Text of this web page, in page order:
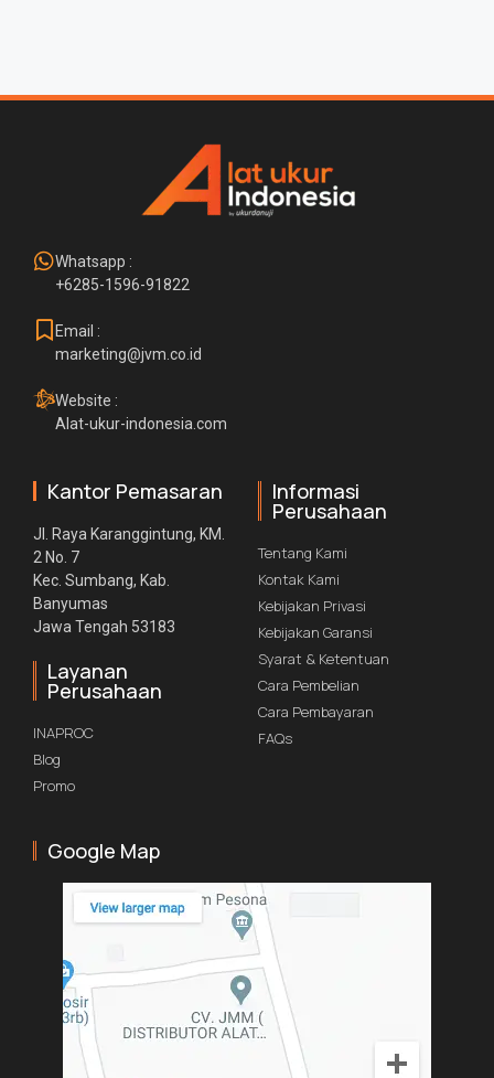
Whatsapp :
+6285-1596-91822
Email :
marketing@jvm.co.id
Website :
Alat-ukur-indonesia.com
Kantor Pemasaran
Jl. Raya Karanggintung, KM.
2 No. 7
Kec. Sumbang, Kab.
Banyumas
Jawa Tengah 53183
Layanan
Perusahaan
INAPROC
Blog
Promo
Informasi
Perusahaan
Tentang Kami
Kontak Kami
Kebijakan Privasi
Kebijakan Garansi
Syarat & Ketentuan
Cara Pembelian
Cara Pembayaran
FAQs
Google Map